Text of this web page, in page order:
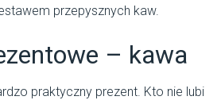
przepysznych kaw.
– kawa
praktyczny prezent. Kto nie lubi